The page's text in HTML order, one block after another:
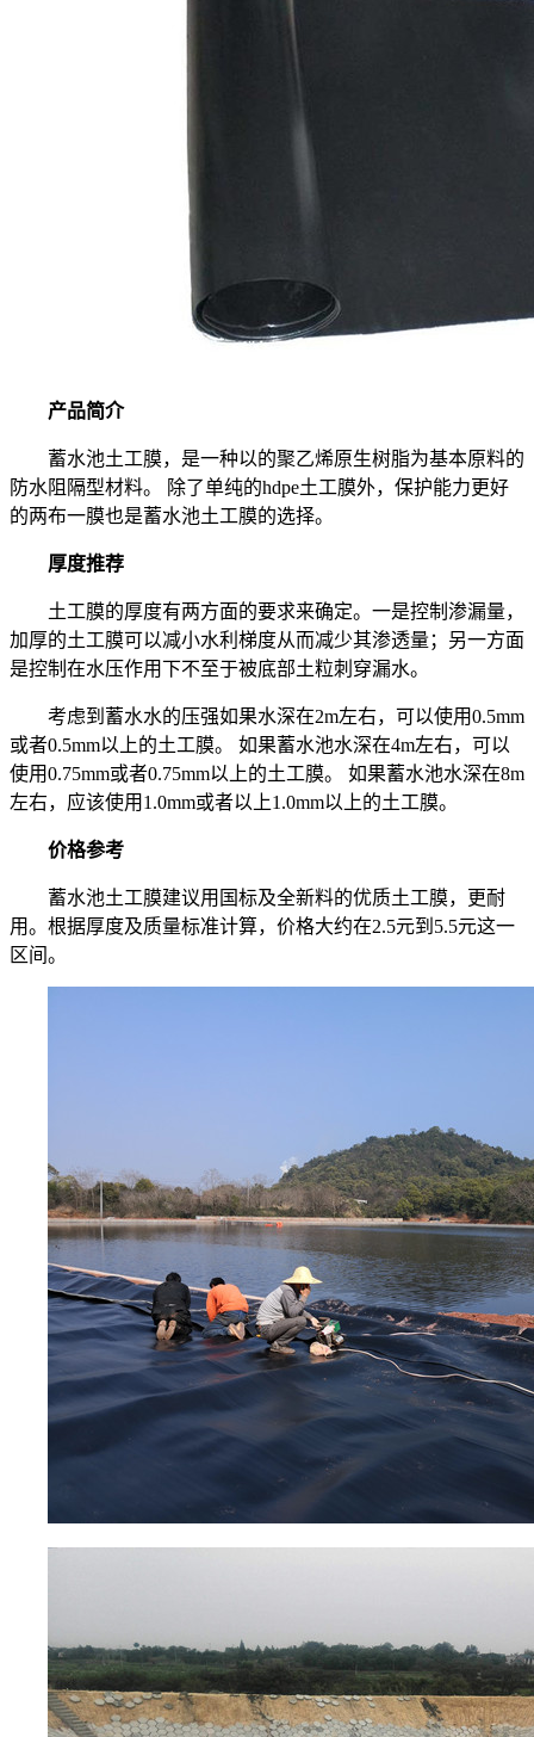
产品简介
蓄水池土工膜，是一种以的聚乙烯原生树脂为基本原料的
防水阻隔型材料。 除了单纯的hdpe土工膜外，保护能力更好
的两布一膜也是蓄水池土工膜的选择。
厚度推荐
土工膜的厚度有两方面的要求来确定。一是控制渗漏量，
加厚的土工膜可以减小水利梯度从而减少其渗透量；另一方面
是控制在水压作用下不至于被底部土粒刺穿漏水。
考虑到蓄水水的压强如果水深在2m左右，可以使用0.5mm
或者0.5mm以上的土工膜。 如果蓄水池水深在4m左右，可以
使用0.75mm或者0.75mm以上的土工膜。 如果蓄水池水深在8m
左右，应该使用1.0mm或者以上1.0mm以上的土工膜。
价格参考
蓄水池土工膜建议用国标及全新料的优质土工膜，更耐
用。根据厚度及质量标准计算，价格大约在2.5元到5.5元这一
区间。